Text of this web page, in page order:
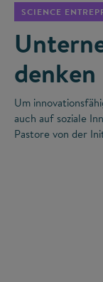
SCIENCE
denken
Um
auch auf soziale
Pastore von der